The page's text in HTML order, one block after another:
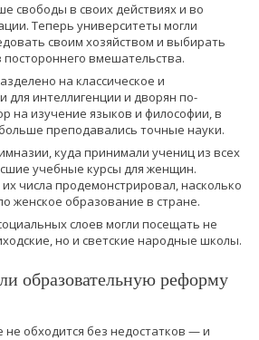
свободы в своих действиях и во
Теперь университеты могли
своим хозяйством и выбирать
вмешательства.
на классическое и
для интеллигенции и дворян по-
на изучение языков и философии, в
преподавались точные науки.
куда принимали учениц из всех
учебные курсы для женщин.
числа продемонстрировал, насколько
женское образование в стране.
слоев могли посещать не
но и светские народные школы.
образовательную реформу
обходится без недостатков — и